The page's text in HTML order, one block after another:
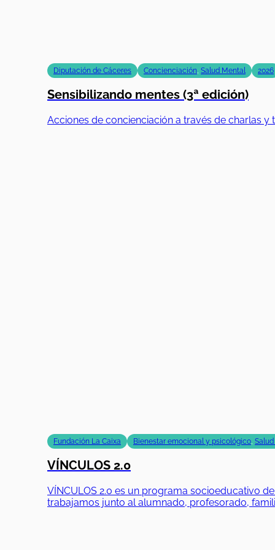
Diputación de Cáceres Concienciación, Salud Mental 2026
Sensibilizando mentes (3ª edición)
Acciones de concienciación a través de charlas
Fundación La Caixa Bienestar emocional y psicológico,
VÍNCULOS 2.0
VÍNCULOS 2.0 es un programa socioeducativo
trabajamos junto al alumnado, profesorado,